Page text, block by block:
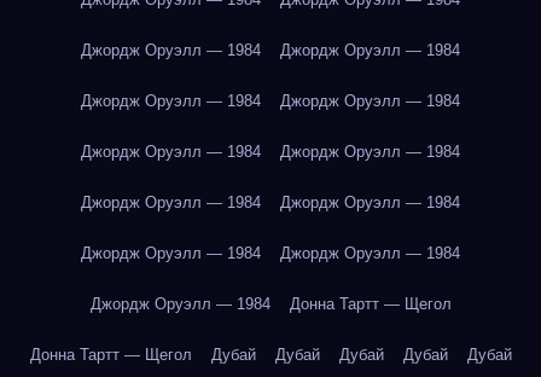
Джордж Оруэлл — 1984 Джордж Оруэлл — 1984
Джордж Оруэлл — 1984 Джордж Оруэлл — 1984
Джордж Оруэлл — 1984 Джордж Оруэлл — 1984
Джордж Оруэлл — 1984 Джордж Оруэлл — 1984
Джордж Оруэлл — 1984 Джордж Оруэлл — 1984
Джордж Оруэлл — 1984 Донна Тартт — Щегол
Донна Тартт — Щегол Дубай Дубай Дубай Дубай Дубай